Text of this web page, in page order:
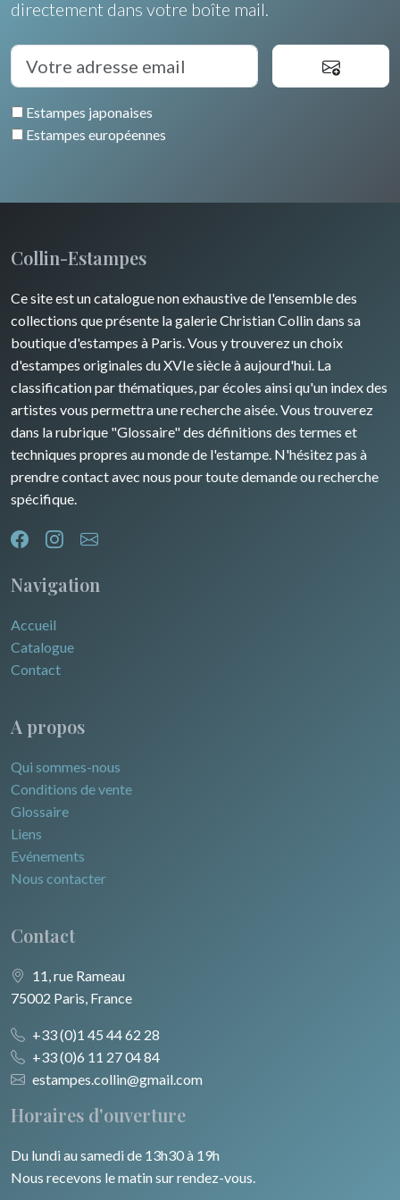
Venise
Italie divers
Europe centrale
Afrique
Asie
Océanie
Pôles Nord/Sud
Egypte
Fleurs
Pierre-Joseph Redouté
Animaux domestiques
directement dans votre boîte mail.
Estampes japonaises
Estampes européennes
Collin-Estampes
Ce site est un catalogue non exhaustive de l'ensemble des
collections que présente la galerie Christian Collin dans sa
boutique d'estampes à Paris. Vous y trouverez un choix
d'estampes originales du XVIe siècle à aujourd'hui. La
classification par thématiques, par écoles ainsi qu'un index des
artistes vous permettra une recherche aisée. Vous trouverez
dans la rubrique "Glossaire" des définitions des termes et
techniques propres au monde de l'estampe. N'hésitez pas à
prendre contact avec nous pour toute demande ou recherche
spécifique.
Navigation
Accueil
Catalogue
Contact
A propos
Qui sommes-nous
Conditions de vente
Glossaire
Liens
Evénements
Nous contacter
Contact
11, rue Rameau
75002 Paris, France
+33 (0)1 45 44 62 28
+33 (0)6 11 27 04 84
estampes.collin@gmail.com
Horaires d'ouverture
Du lundi au samedi de 13h30 à 19h
Nous recevons le matin sur rendez-vous.